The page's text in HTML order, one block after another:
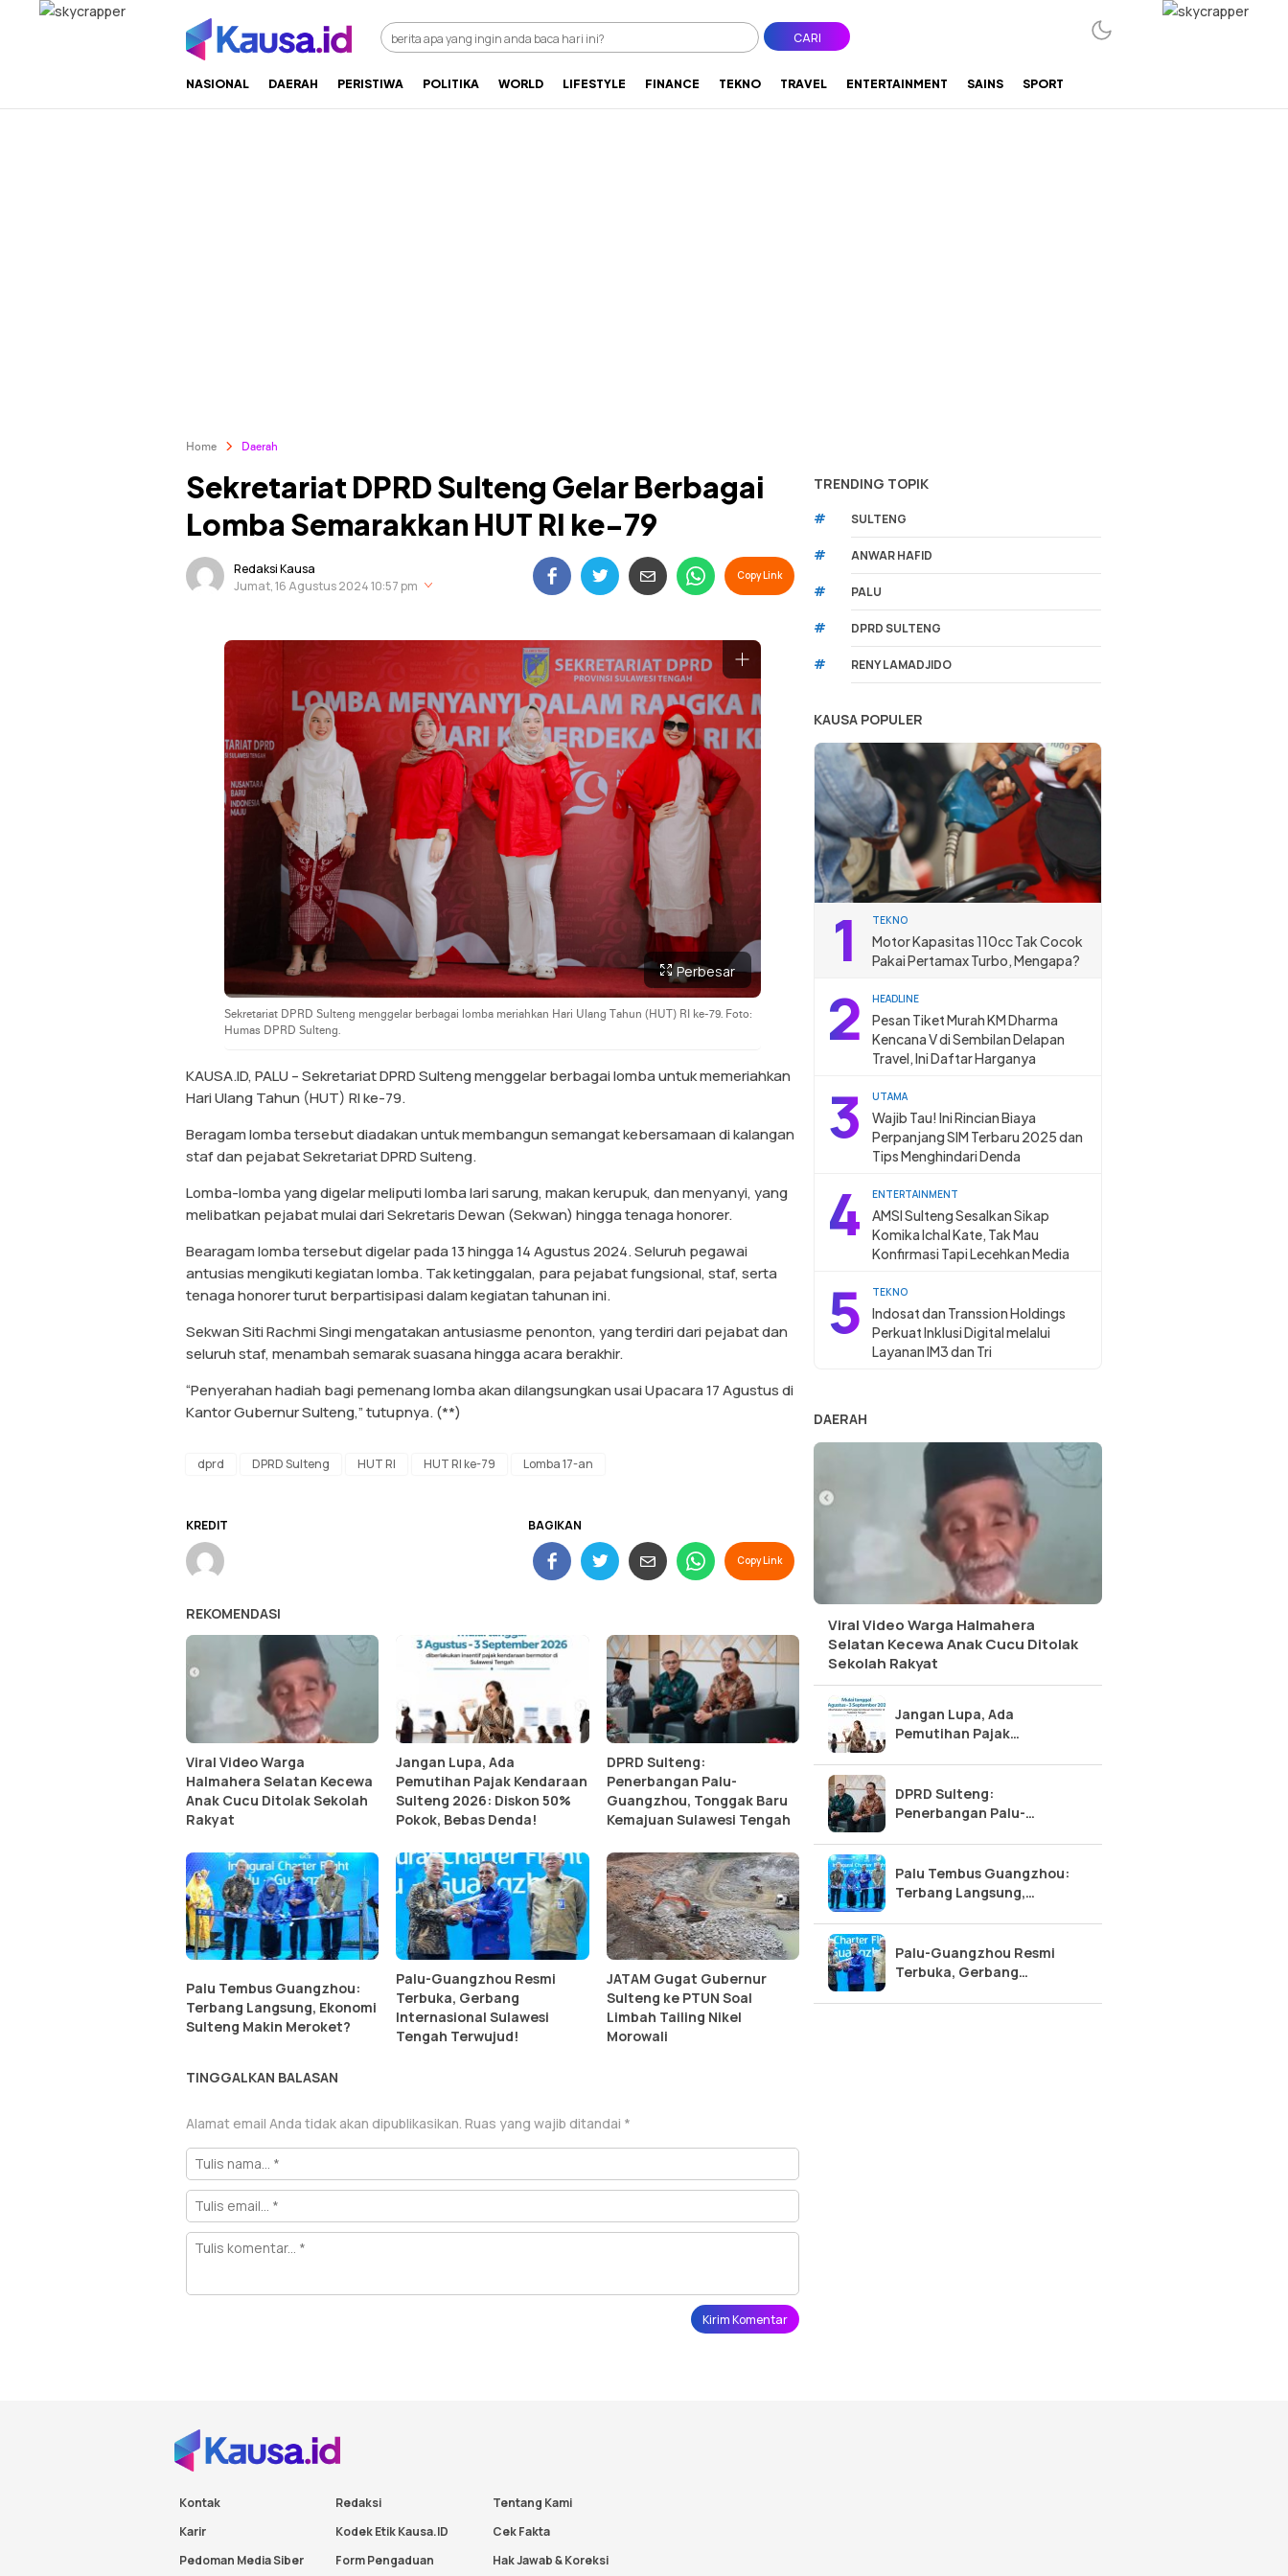
kausa
menuntaskan makna berita CARI
NASIONAL DAERAH PERISTIWA POLITIKA WORLD LIFESTYLE FINANCE TEKNO TRAVEL ENTERTAINMENT SAINS SPORT
Home Daerah
Sekretariat DPRD Sulteng Gelar Berbagai
Lomba Semarakkan HUT RI ke-79
Redaksi Kausa
Jumat, 16 Agustus 2024 10:57 pm
Copy Link
Perbesar
Sekretariat DPRD Sulteng menggelar berbagai lomba meriahkan Hari Ulang Tahun (HUT) RI ke-79. Foto:
Humas DPRD Sulteng.
KAUSA.ID, PALU – Sekretariat DPRD Sulteng menggelar berbagai lomba untuk memeriahkan
Hari Ulang Tahun (HUT) RI ke-79.
Beragam lomba tersebut diadakan untuk membangun semangat kebersamaan di kalangan
staf dan pejabat Sekretariat DPRD Sulteng.
Lomba-lomba yang digelar meliputi lomba lari sarung, makan kerupuk, dan menyanyi, yang
melibatkan pejabat mulai dari Sekretaris Dewan (Sekwan) hingga tenaga honorer.
Bearagam lomba tersebut digelar pada 13 hingga 14 Agustus 2024. Seluruh pegawai
antusias mengikuti kegiatan lomba. Tak ketinggalan, para pejabat fungsional, staf, serta
tenaga honorer turut berpartisipasi dalam kegiatan tahunan ini.
Sekwan Siti Rachmi Singi mengatakan antusiasme penonton, yang terdiri dari pejabat dan
seluruh staf, menambah semarak suasana hingga acara berakhir.
“Penyerahan hadiah bagi pemenang lomba akan dilangsungkan usai Upacara 17 Agustus di
Kantor Gubernur Sulteng,” tutupnya. (**)
dprd DPRD Sulteng HUT RI HUT RI ke-79 Lomba 17-an
KREDIT BAGIKAN
Copy Link
REKOMENDASI
Viral Video Warga
Halmahera Selatan Kecewa
Anak Cucu Ditolak Sekolah
Rakyat
Jangan Lupa, Ada
Pemutihan Pajak Kendaraan
Sulteng 2026: Diskon 50%
Pokok, Bebas Denda!
DPRD Sulteng:
Penerbangan Palu-
Guangzhou, Tonggak Baru
Kemajuan Sulawesi Tengah
Palu Tembus Guangzhou:
Terbang Langsung, Ekonomi
Sulteng Makin Meroket?
Palu-Guangzhou Resmi
Terbuka, Gerbang
Internasional Sulawesi
Tengah Terwujud!
JATAM Gugat Gubernur
Sulteng ke PTUN Soal
Limbah Tailing Nikel
Morowali
TINGGALKAN BALASAN
Alamat email Anda tidak akan dipublikasikan. Ruas yang wajib ditandai *
TRENDING TOPIK
#
SULTENG
# ANWAR HAFID
# PALU
# DPRD SULTENG
# RENY LAMADJIDO
KAUSA POPULER
1 TEKNO
Motor Kapasitas 110cc Tak Cocok
Pakai Pertamax Turbo, Mengapa?
2 HEADLINE
Pesan Tiket Murah KM Dharma
Kencana V di Sembilan Delapan
Travel, Ini Daftar Harganya
3 UTAMA
Wajib Tau! Ini Rincian Biaya
Perpanjang SIM Terbaru 2025 dan
Tips Menghindari Denda
4 ENTERTAINMENT
AMSI Sulteng Sesalkan Sikap
Komika Ichal Kate, Tak Mau
Konfirmasi Tapi Lecehkan Media
5 TEKNO
Indosat dan Transsion Holdings
Perkuat Inklusi Digital melalui
Layanan IM3 dan Tri
DAERAH
Viral Video Warga Halmahera
Selatan Kecewa Anak Cucu Ditolak
Sekolah Rakyat
Jangan Lupa, Ada
Pemutihan Pajak
Denda!
DPRD Sulteng:
Penerbangan Palu-
Palu Tembus Guangzhou:
Terbang Langsung,
Palu-Guangzhou Resmi
Terbuka, Gerbang
Kontak Redaksi
Tentang Kami
Karir
Kodek Etik Kausa.ID
Cek Fakta
Pedoman Media Siber
Form Pengaduan Hak Jawab & Koreksi